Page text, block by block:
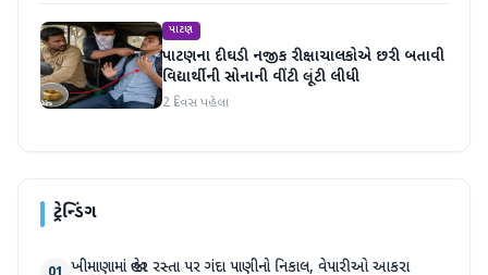
પાટણ
પાટણના દીઘડી નજીક રીક્ષાચાલકોએ છરી બતાવી
વિદ્યાર્થીની સોનાની વીંટી લૂંટી લીધી
2 દિવસ પહેલા
ટ્રેન્ડિંગ
ખીમાણામાં જાહેર રસ્તા પર ગંદા પાણીનો નિકાલ, વેપારીઓ આકરા